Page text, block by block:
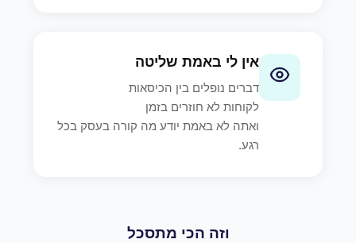
אין לי באמת שליטה
דברים נופלים בין הכיסאות
לקוחות לא חוזרים בזמן
ואתה לא באמת יודע מה קורה בעסק בכל
רגע.
וזה הכי מתסכל